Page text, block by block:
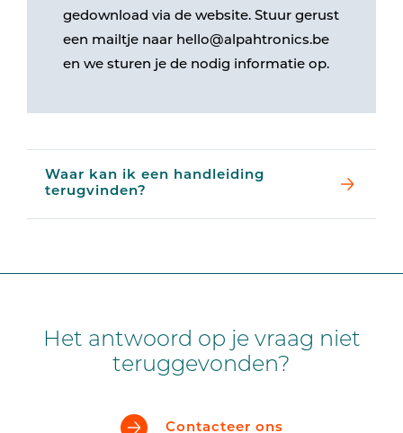
gedownload via de website. Stuur gerust
een mailtje naar hello@alpahtronics.be
en we sturen je de nodig informatie op.
Waar kan ik een handleiding
terugvinden?
Het antwoord op je vraag niet
teruggevonden?
Contacteer ons